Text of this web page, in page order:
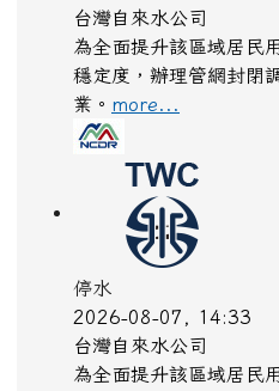
台灣自來水公司
為全面提升該區域居民
穩定度，辦理管網封閉
業。 more...
停水
2026-08-07, 14:33
台灣自來水公司
為全面提升該區域居民